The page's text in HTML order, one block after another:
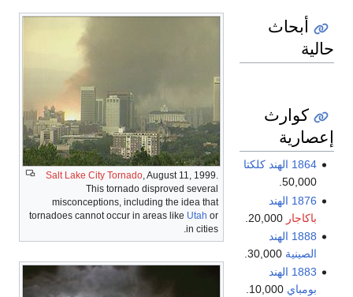
Salt Lake City Tornado , August 11, 1999.
This tornado disproved several
misconceptions, including the idea that
tornadoes cannot occur in areas like Utah or
in cities.
أبحاث
حالية
كوارث
إعصارية
1864 الهند كلكتا
50,000.
1876 الهند
باكاجار 20,000.
1888 الهند
الصينية 30,000.
1883 الهند
بومباي10,000.